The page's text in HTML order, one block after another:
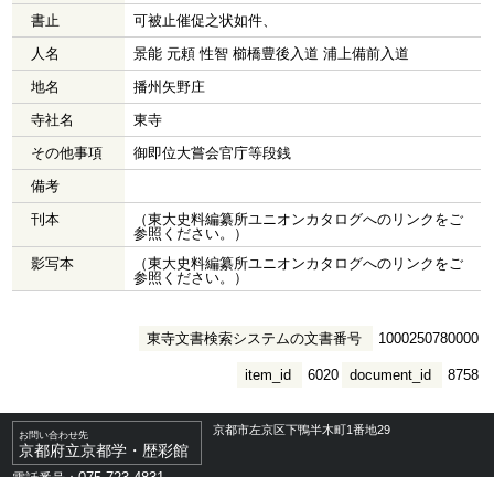
書止
可被止催促之状如件、
人名
景能 元頼 性智 櫛橋豊後入道 浦上備前入道
地名
播州矢野庄
寺社名
東寺
その他事項
御即位大嘗会官庁等段銭
備考
刊本
（東大史料編纂所ユニオンカタログへのリンクをご
参照ください。）
影写本
（東大史料編纂所ユニオンカタログへのリンクをご
参照ください。）
東寺文書検索システムの文書番号 1000250780000
document_id 8758
item_id 6020
お問い合わせ先
京都府立京都学・歴彩館
京都市左京区下鴨半木町1番地29